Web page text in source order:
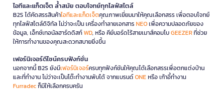
ไอทีและแก็ดเจ็ต ล้ำสมัย ตอบโจทย์ทุกไลฟ์สไตล์
B2S ได้คัดสรรสินค้าไอทีและแก็ดเจ็ตคุณภาพเยี่ยมมาให้คุณเลือกสรร เพื่อตอบโจทย์
ทุกไลฟ์สไตล์ดิจิทัล ไม่ว่าจะเป็น เครื่องทำลายเอกสารNEOเพื่อความปลอดภัยของ
ข้อมูล, เอ็กซ์เทอนัลฮาร์ดดิสก์WD, หรือ คีย์บอร์ดไร้สายเมาส์คอมโบGEEZERที่ช่วย
ให้การทำงานของคุณสะดวกสบายยิ่งขึ้น
เฟอร์นิเจอร์ดีไซน์ครบฟังก์ชั่น
นอกจากนี้ B2S ยังมีเฟอร์นิเจอร์ครบทุกฟังก์ชันให้คุณได้เลือกสรรเพื่อตกแต่งบ้าน
และที่ทำงาน ไม่ว่าจะเป็นโต๊ะทำงานพับได้ จากแบรนด์ONEหรือ เก้าอี้ทำงาน
Furradecก็มีให้เลือกครบครัน